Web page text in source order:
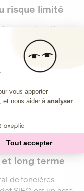
risque limité
une foncière
le potentiel
vos titres peuvent
de
Ici, c’est
qui va être
décorrélé
sont aussi
(et pas
long terme
de foncières
vous apporter
et nous aider à analyser
Tout accepter